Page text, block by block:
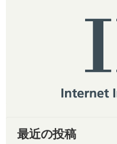
最近の投稿